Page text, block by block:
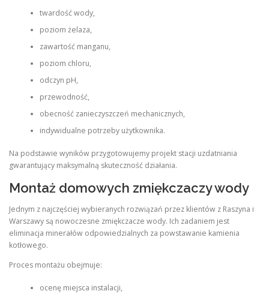
twardość wody,
poziom żelaza,
zawartość manganu,
poziom chloru,
odczyn pH,
przewodność,
obecność zanieczyszczeń mechanicznych,
indywidualne potrzeby użytkownika.
Na podstawie wyników przygotowujemy projekt stacji uzdatniania
gwarantujący maksymalną skuteczność działania.
Montaż domowych zmiękczaczy wody
Jednym z najczęściej wybieranych rozwiązań przez klientów z Raszyna i
Warszawy są nowoczesne zmiękczacze wody. Ich zadaniem jest
eliminacja minerałów odpowiedzialnych za powstawanie kamienia
kotłowego.
Proces montażu obejmuje:
ocenę miejsca instalacji,